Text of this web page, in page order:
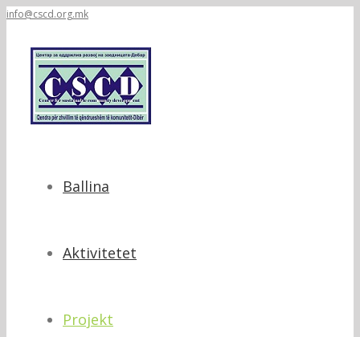
info@cscd.org.mk
Ballina
Aktivitetet
Projekt